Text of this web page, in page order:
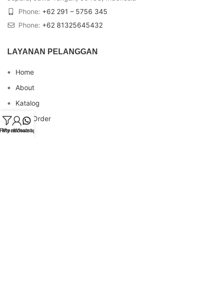
Phone: +62 291 – 5756 345
Phone: +62 81325645432
LAYANAN PELANGGAN
Home
About
Katalog
Cara Order
Blog
My account
Whatsapp